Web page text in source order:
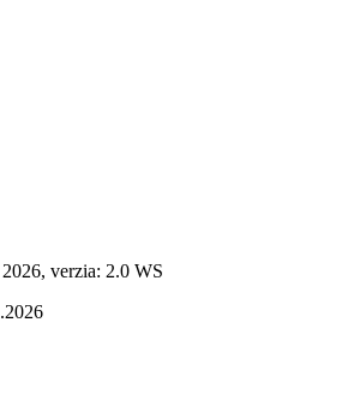
verzia: 2.0 WS